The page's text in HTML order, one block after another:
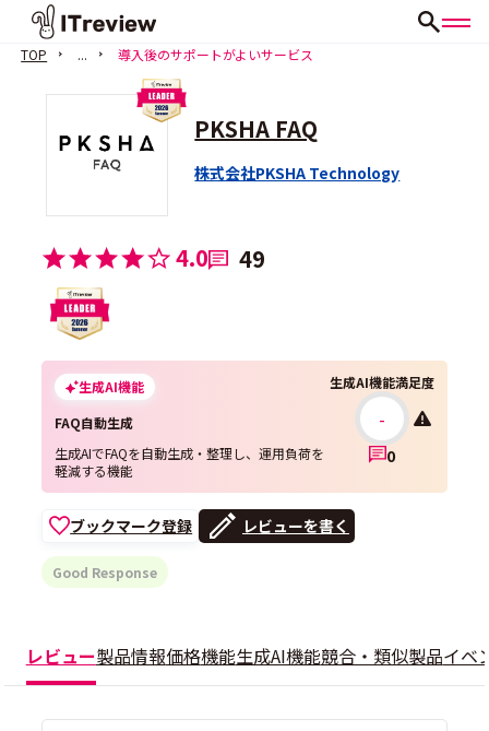
TOP ... 導入後のサポートがよいサービス
PKSHA FAQ
株式会社PKSHA Technology
4.0 49
生成AI機能
FAQ自動生成
生成AIでFAQを自動生成・整理し、運用負荷を
軽減する機能
生成AI機能満足度
-
0
ブックマーク登録 レビューを書く
Good Response
レビュー製品情報価格機能生成AI機能競合・類似製品イベ